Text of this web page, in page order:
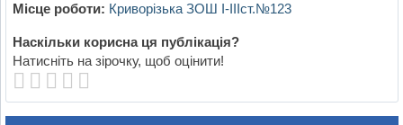
Місце роботи: Криворізька ЗОШ І-ІІІст.№123
Наскільки корисна ця публікація?
Натисніть на зірочку, щоб оцінити!